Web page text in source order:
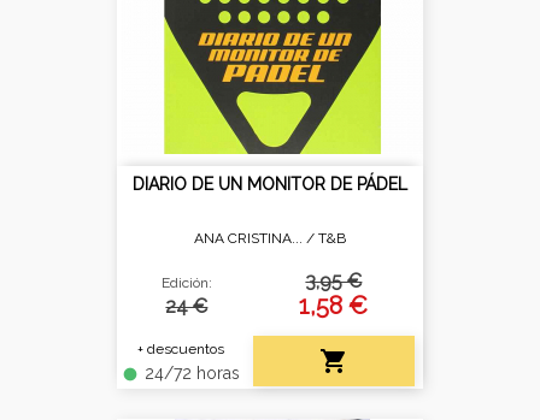
DIARIO DE UN MONITOR DE PÁDEL
ANA CRISTINA... / T&B
Edición:
24 €
+ descuentos
fiber_manual_record 24/72 horas
3,95 €
1,58 €
